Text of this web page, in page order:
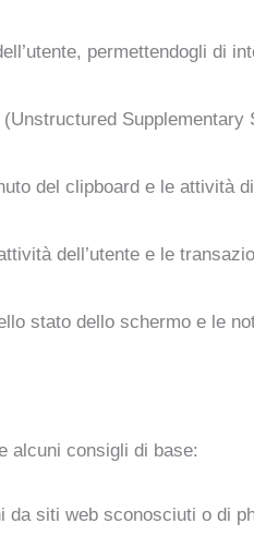
permettendogli di
del clipboard e le attività
dell’utente e le
stato dello schermo e le
alcuni consigli di base:
siti web sconosciuti o di